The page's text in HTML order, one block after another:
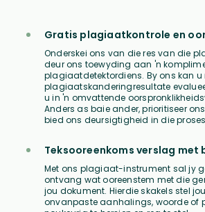
Gratis plagiaatkontrole en
Onderskei ons van die res van die
deur ons toewyding aan 'n
plagiaatdetektordiens. By ons kan
plagiaatskanderingresultate
u in 'n omvattende
Anders as baie ander, prioritiseer
bied ons deursigtigheid in die
Teksooreenkoms verslag met
Met ons plagiaat-instrument sal jy
ontvang wat ooreenstem met die
jou dokument. Hierdie skakels stel
onvanpaste aanhalings, woorde of